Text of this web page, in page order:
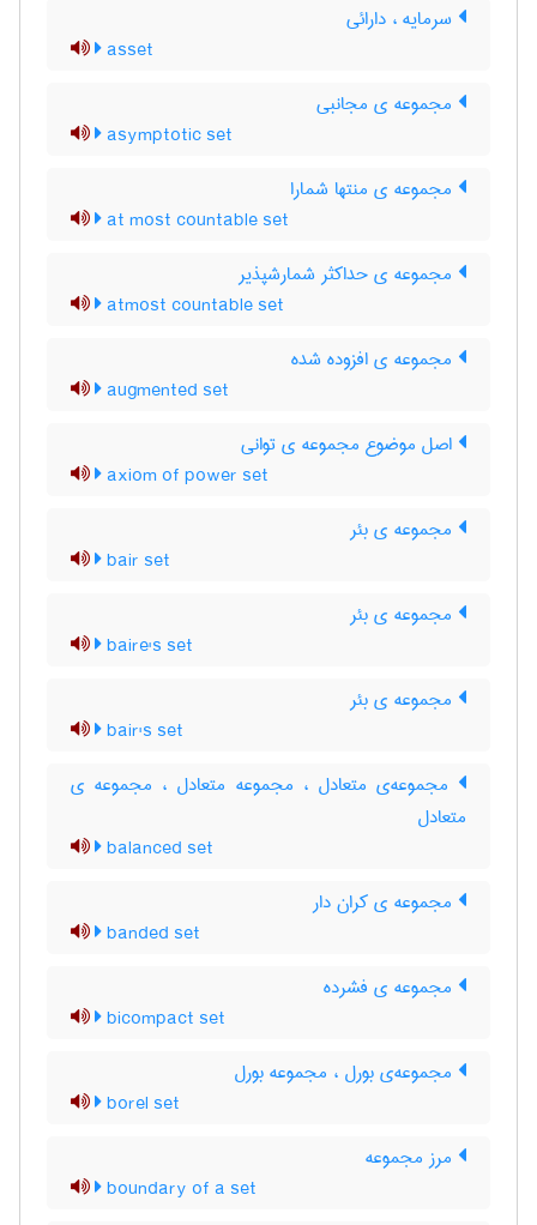
سرمایه ، دارائی
asset
مجموعه ی مجانبی
asymptotic set
مجموعه ی منتها شمارا
at most countable set
مجموعه ی حداکثر شمارشپذیر
atmost countable set
مجموعه ی افزوده شده
augmented set
اصل موضوع مجموعه ی توانی
axiom of power set
مجموعه ی بئر
bair set
مجموعه ی بئر
baire's set
مجموعه ی بئر
bair's set
مجموعه‌ی متعادل ، مجموعه متعادل ، مجموعه ی
متعادل
balanced set
مجموعه ی کران دار
banded set
مجموعه ی فشرده
bicompact set
مجموعه‌ی بورل ، مجموعه بورل
borel set
مرز مجموعه
boundary of a set